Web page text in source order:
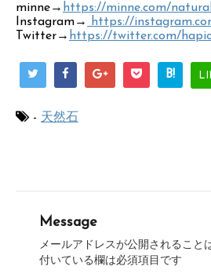
minne→ https://minne.com/
Instagram→
https://
Twitter→ https://twitter.com/
B!
- 天然石
Message
メールアドレスが公開されること
付いている欄は必須項目です